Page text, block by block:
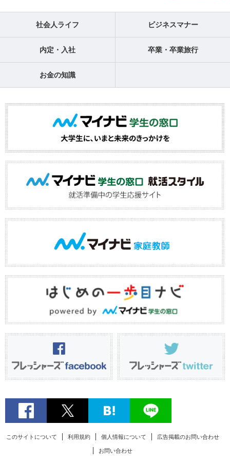
社会人ライフ ビジネスマナー
内定・入社 卒業・卒業旅行
お金の知識
このサイトについて 利用規約 個人情報について 広告掲載のお問い合わせ
お問い合わせ